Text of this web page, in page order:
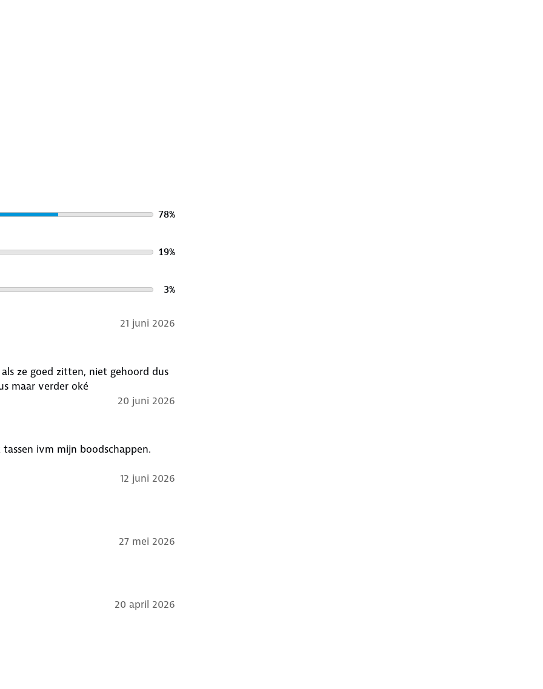
niet te verwijderen.
78%
19%
3%
21 juni 2026
ze goed zitten, niet gehoord dus
maar verder oké
20 juni 2026
ivm mijn boodschappen.
12 juni 2026
27 mei 2026
20 april 2026